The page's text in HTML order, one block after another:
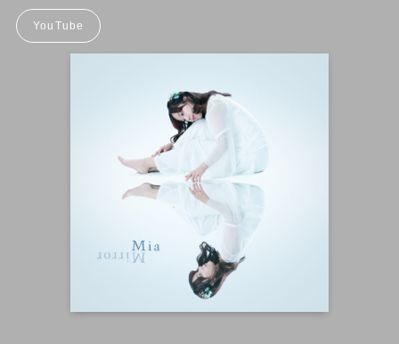
YouTube